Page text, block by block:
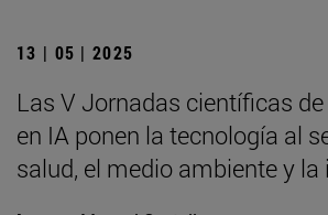
13 | 05 | 2025
Las V Jornadas científicas
en IA ponen la tecnología al
salud, el medio ambiente y la